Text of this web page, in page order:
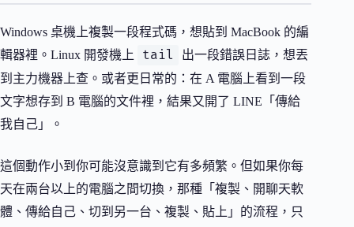
Windows 桌機上複製一段程式碼，想貼到 MacBook 的編
輯器裡。Linux 開發機上
tail
出一段錯誤日誌，想丟
到主力機器上查。或者更日常的：在 A 電腦上看到一段
文字想存到 B 電腦的文件裡，結果又開了 LINE「傳給
我自己」。
這個動作小到你可能沒意識到它有多頻繁。但如果你每
天在兩台以上的電腦之間切換，那種「複製、開聊天軟
體、傳給自己、切到另一台、複製、貼上」的流程，只